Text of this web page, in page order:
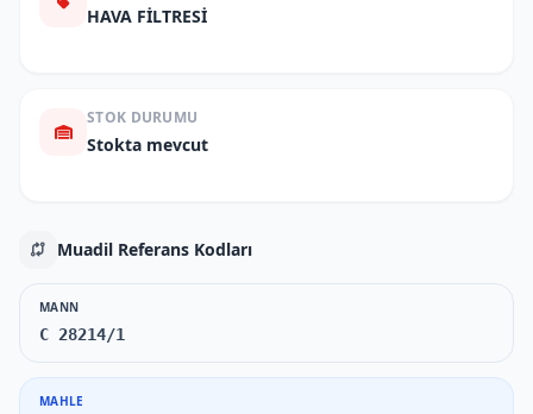
HAVA FİLTRESİ
STOK DURUMU
Stokta mevcut
Muadil Referans Kodları
MANN
C 28214/1
MAHLE